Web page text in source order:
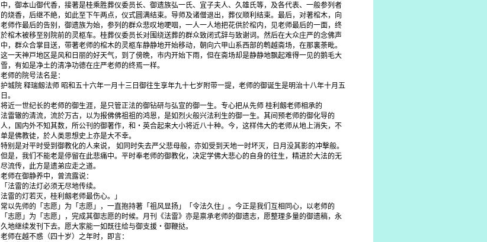
中，御本山御代香，接著是桂乘胜葬仪委员长、御遗族弘一氏、宜子夫人、久雄氏等，及各代表、一般参列者
的烧香，后继不絶，如此至下午两点，仪式圆满结束。导师及诸僧退出，葬仪顺利结束。最后，对著棺木，向
老师作最后的告别，御遗族为始，参列的群众悲叹地哽咽，一人一人地把花供於棺内，见老师最后的一面，终
於棺木被移至别院前的灵柩车。桂葬仪委员长对围绕送葬的群众致闭式辞与致谢词。然后在大众庄严的念佛声
中，群众合掌目送，带著老师的棺木的灵柩车静静地开始移动，朝向六甲山系西部的鹎越斋场，在那裏荼毗。
这一天神戸地区是风和日丽的好天气，到了傍晩，市内开始下雨，但在斋场却是静静地飘起难得一见的鹅毛大
雪，有如是净土的清净功德在庄严老师的终焉一样。
老师的院号法名是：
护城院 释瑞劔法师 昭和五十六年一月十三日御往生享年九十七岁附带一提，老师的御诞生是明治十八年十月五
日。
将近一世纪长的老师的御生涯，是只管正法的御钻研与弘宣的御一生。专心把从先师 桂利劔老师相承的
法雷辙的清流，流於万古，以为报佛佛祖祖的鸿恩，是如烈火般兴法利生的御一生。其间预老师的御化导的
人，国内外不知其数，所公刊的御著作，和・英合起来大小将近八十种。今，这样伟大的老师从地上消失，不
单是佛教徒，於人类思想史上亦是大不幸。
特别是对平时受到御教化的人来说， 如同时失去严父悲母般，亦如受到天地一时坏灭，日月没其影的冲撃般。
但是，我们不能老是停留在此悲痛中。平时奉老师的御教化，决定学佛大悲心的自身的往生，精进於大法的无
尽流传，此方是遗弟应走之道。
老师在御静养中，曾流露说：
「法雷的法灯必须无尽地传续。
法雷的灯若灭，桂利劔老师最伤心。」
常以先师的「志愿」为「志愿」，一直抱持著「祖风显扬」「令法久住」。今正是我们互相同心，以老师的
「志愿」为「志愿」，完成其御志愿的时候。月刊《法雷》亦是禀承老师的御遗志，愿整理多量的御遗稿，永
久地继续发刊下去。愿大家能一如既往给与御支援・御鞭挞。
老师在越不惑（四十岁）之年时，即言：